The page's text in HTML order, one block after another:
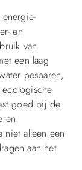
en
van
een laag
besparen,
goed bij de
en
niet alleen een
aan het